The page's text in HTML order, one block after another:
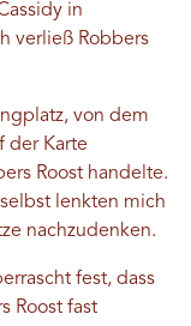
in
verließ Robbers
von dem
der Karte
Roost handelte.
lenkten mich
nachzudenken.
fest, dass
Roost fast